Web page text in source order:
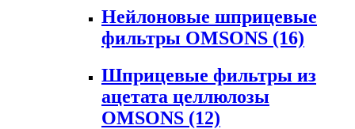
Нейлоновые шприцевые
фильтры OMSONS (16)
Шприцевые фильтры из
ацетата целлюлозы
OMSONS (12)